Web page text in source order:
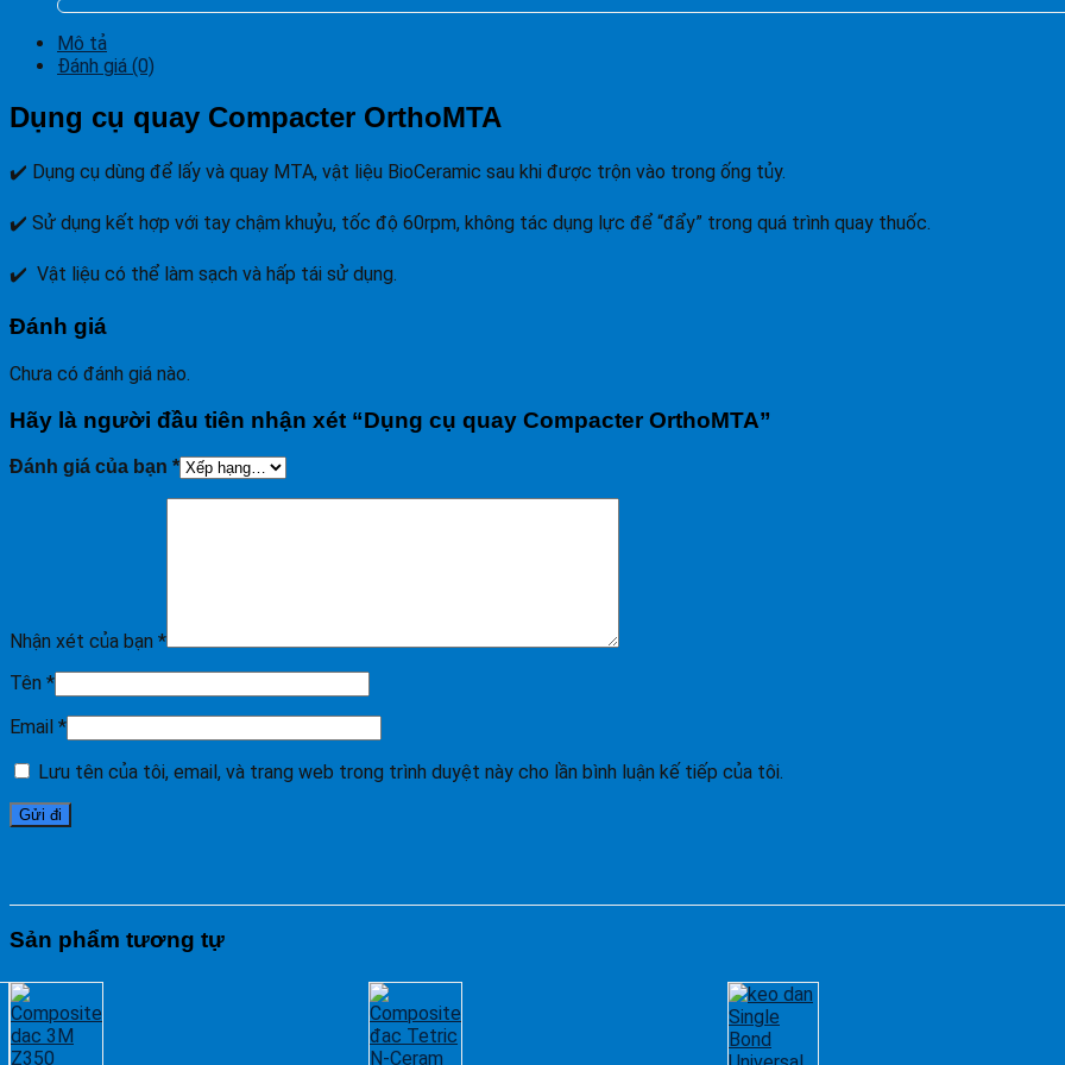
Mô tả
Đánh giá (0)
Dụng cụ quay Compacter OrthoMTA
✔️ Dụng cụ dùng để lấy và quay MTA, vật liệu BioCeramic sau khi được trộn vào trong ống tủy.
✔️ Sử dụng kết hợp với tay chậm khuỷu, tốc độ 60rpm, không tác dụng lực để “đẩy” trong quá trình quay thuốc.
✔️ Vật liệu có thể làm sạch và hấp tái sử dụng.
Đánh giá
Chưa có đánh giá nào.
Hãy là người đầu tiên nhận xét “Dụng cụ quay Compacter OrthoMTA”
Đánh giá của bạn *
Nhận xét của bạn *
Tên *
Email *
Lưu tên của tôi, email, và trang web trong trình duyệt này cho lần bình luận kế tiếp của tôi.
Sản phẩm tương tự